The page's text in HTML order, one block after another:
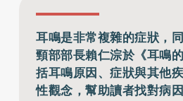
耳鳴是非常複雜的症狀，
頸部部長賴仁淙於《耳鳴
括耳鳴原因、症狀與其他
性觀念，幫助讀者找對病